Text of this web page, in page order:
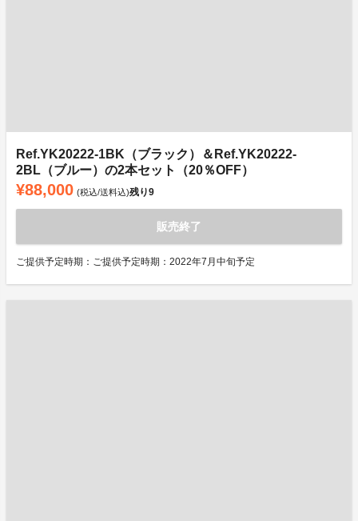
Ref.YK20222-1BK（ブラック）＆Ref.YK20222-
2BL（ブルー）の2本セット（20％OFF）
¥88,000 (税込/送料込)残り9
販売終了
ご提供予定時期：ご提供予定時期：2022年7月中旬予定